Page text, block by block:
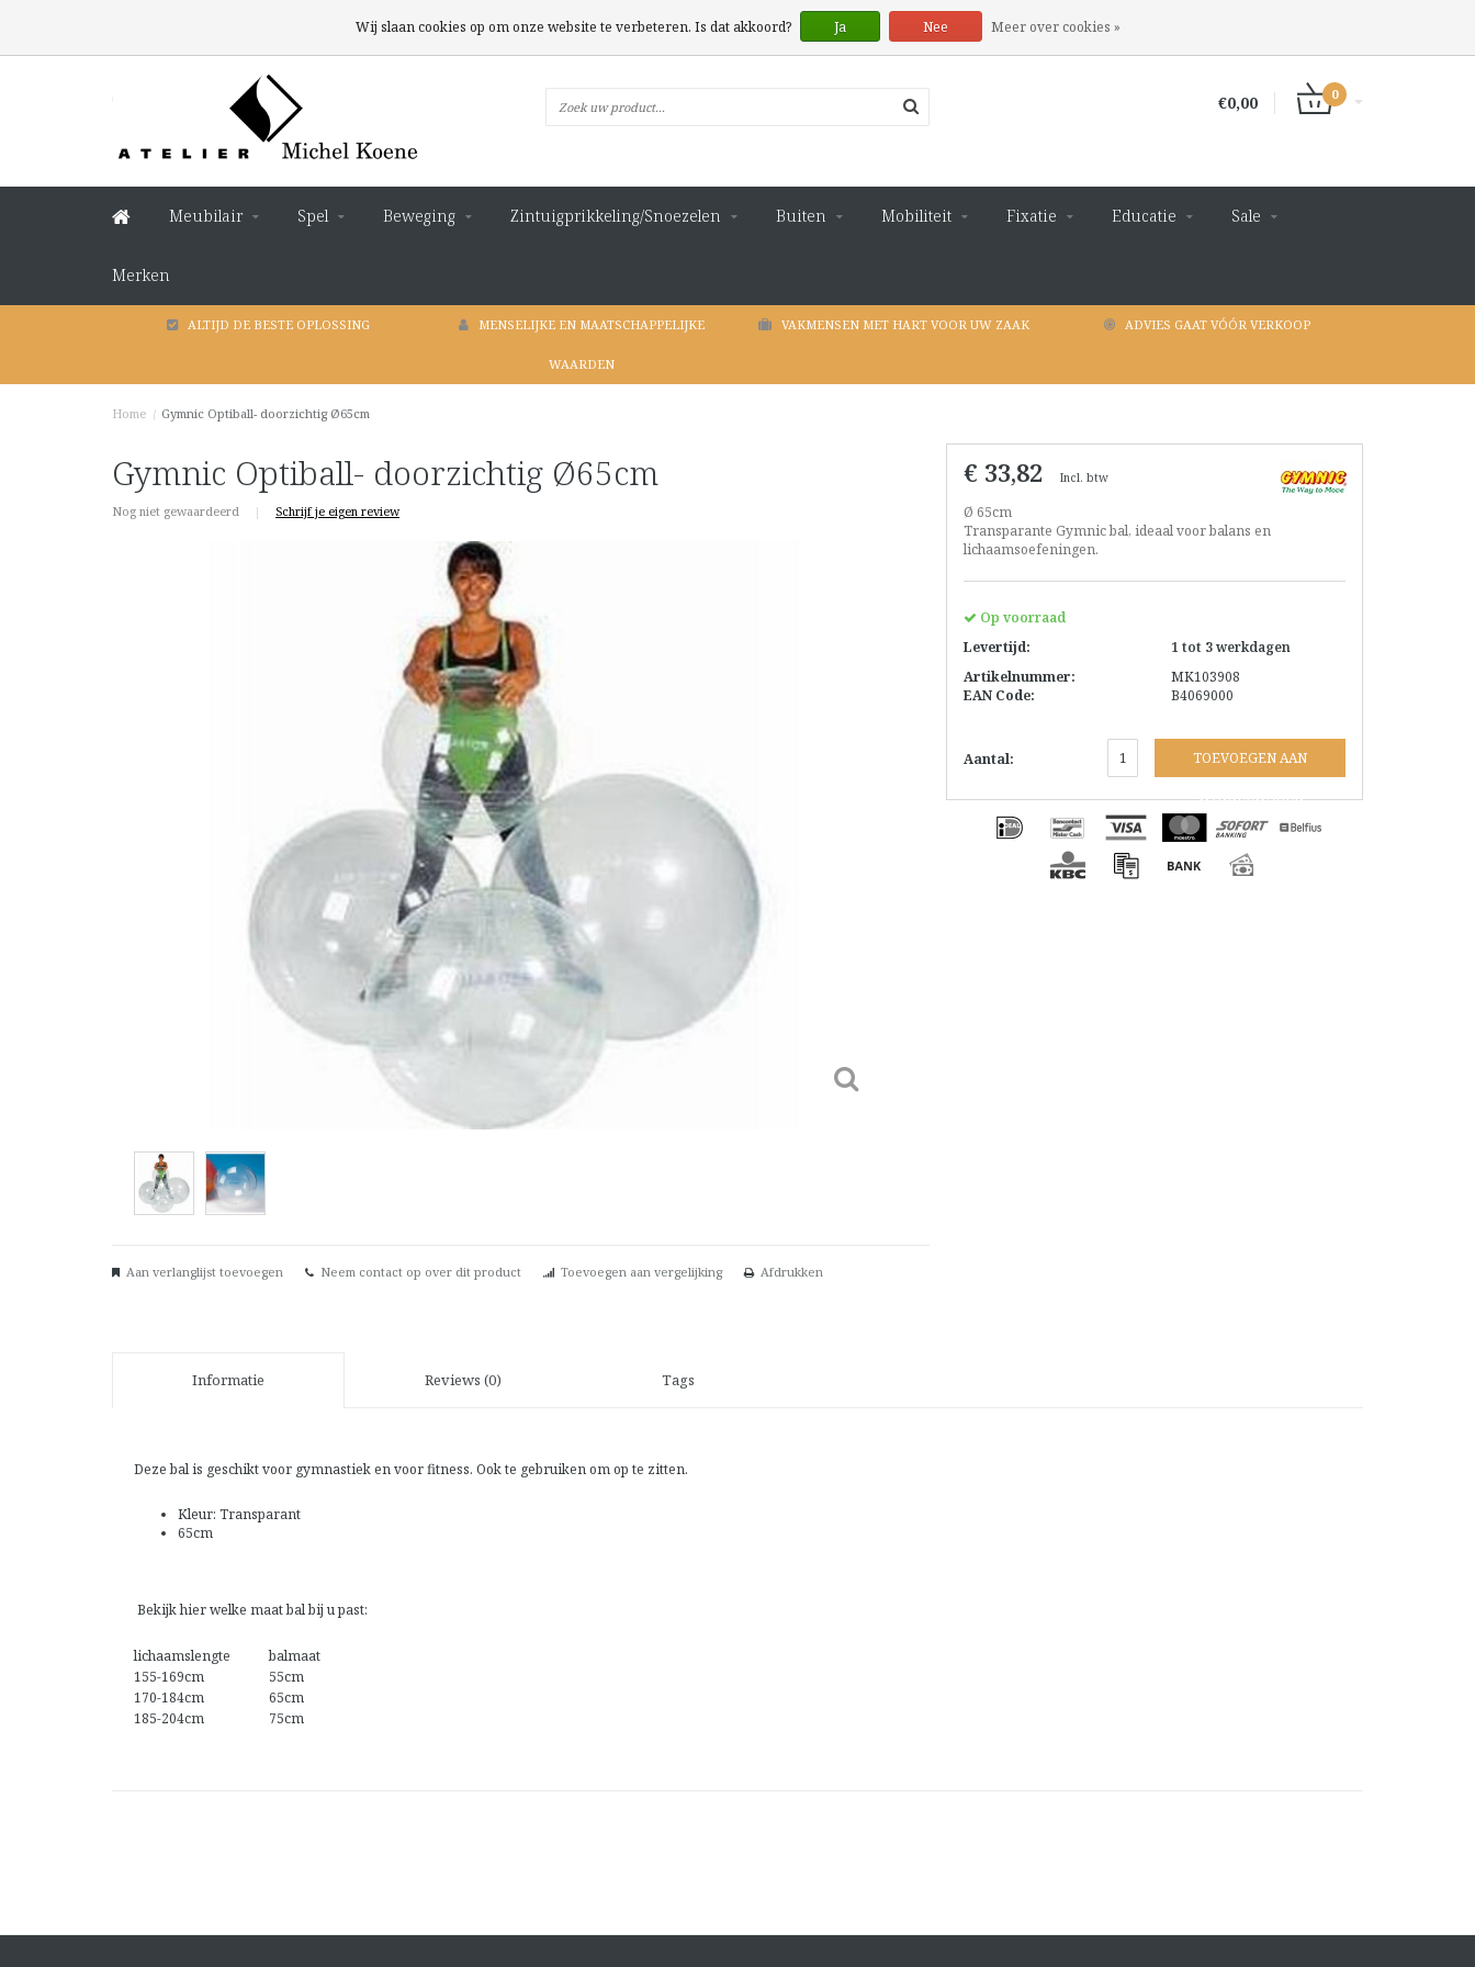
€0,00 0
Meubilair Spel Beweging Zintuigprikkeling/Snoezelen Buiten Mobiliteit Fixatie Educatie Sale
Merken
ALTIJD DE BESTE OPLOSSING MENSELIJKE EN MAATSCHAPPELIJKE
WAARDEN
VAKMENSEN MET HART VOOR UW ZAAK ADVIES GAAT VÓÓR VERKOOP
Home / Gymnic Optiball- doorzichtig Ø65cm
Gymnic Optiball- doorzichtig Ø65cm
Nog niet gewaardeerd | Schrijf je eigen review
Aan verlanglijst toevoegen Neem contact op over dit product Toevoegen aan vergelijking Afdrukken
€ 33,82 Incl. btw
Ø 65cm
Transparante Gymnic bal, ideaal voor balans en
lichaamsoefeningen.
Op voorraad
Levertijd:
1 tot 3 werkdagen
Artikelnummer:
MK103908
EAN Code:
B4069000
Aantal: TOEVOEGEN AAN
WINKELWAGEN
Informatie Reviews (0) Tags
Deze bal is geschikt voor gymnastiek en voor fitness. Ook te gebruiken om op te zitten.
Kleur: Transparant
65cm
Bekijk hier welke maat bal bij u past:
lichaamslengte
balmaat
155-169cm
55cm
170-184cm
65cm
185-204cm
75cm
Wij slaan cookies op om onze website te verbeteren. Is dat akkoord? Ja Nee Meer over cookies »